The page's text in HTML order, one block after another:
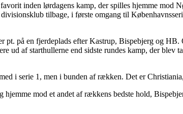
inden lørdagens kamp, der spilles hjemme mod
tilbage, i første omgang til
pt. på en fjerdeplads efter Kastrup, Bispebjerg og
ud af starthullerne end sidste rundes kamp, der blev
i serie 1, men i bunden af rækken. Det er
hjemme mod et andet af rækkens bedste hold,